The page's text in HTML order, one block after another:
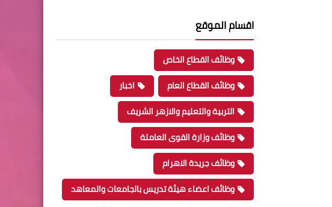
اقسام الموقع
وظائف القطاع الخاص
وظائف القطاع العام
اخبار
التربية والتعليم والازهر الشريف
وظائف وزارة القوى العاملة
وظائف جريدة الاهرام
وظائف اعضاء هيئة تدريس بالجامعات والمعاهد